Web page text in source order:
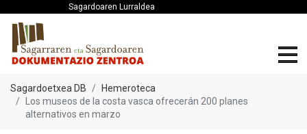
Sagardoaren Lurraldea
Sagardoetxea DB
Hemeroteca
Los museos de la costa vasca ofrecerán 200 planes
alternativos en marzo